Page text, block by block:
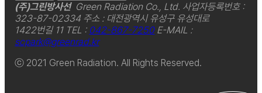
(주)그린방사선Green Radiation Co., Ltd. 사업자등록번호 :
323-87-02334 주소 : 대전광역시 유성구 유성대로
1422번길 11 TEL : 042-867-7250 E-MAIL :
scpark@greenrad.kr
ⓒ 2021 Green Radiation. All Rights Reserved.